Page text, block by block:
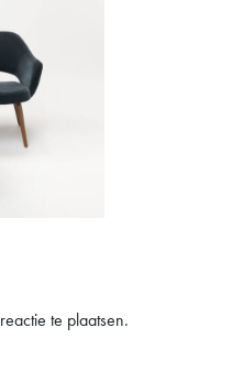
te plaatsen.